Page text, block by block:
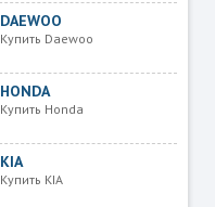
DAEWOO
Купить Daewoo
HONDA
Купить Honda
KIA
Купить KIA